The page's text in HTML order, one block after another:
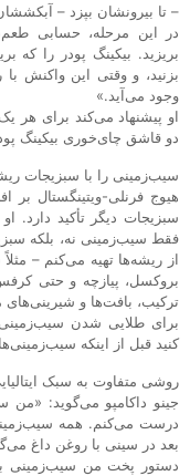
– تا بیرونشان بپزد –
در این مرحله، حسابی
بریزید. بیکینگ پودر را که
بزنید، و وقتی این واکنش
وجود می‌آید.»
او پیشنهاد می‌کند برای هر
دو قاشق چای‌خوری بیکینگ
سیب‌زمینی را با سبزیجات
هیوج فرنلی-ویتینگستال
سبزیجات دیگر تأکید
فقط سیب‌زمینی نه، بلکه
از ریشه‌ها تهیه می‌کنم –
بروکسل، پیازچه و حتی
ترکیب، بافت‌ها و شیرینی‌های
برای طلایی شدن
کنید قبل از اینکه
روشی متفاوت به سبک
جینو داکامپو می‌گوید: «من
درست می‌کنم. همه
بعد در سینی با روغن داغ
دستور پخت من سیب‌زمینی